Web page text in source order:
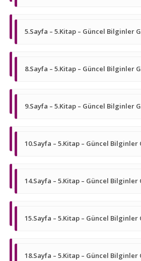
5.Sayfa – 5.Kitap – Güncel Bilginler
8.Sayfa – 5.Kitap – Güncel Bilginler
9.Sayfa – 5.Kitap – Güncel Bilginler
10.Sayfa – 5.Kitap – Güncel Bilginler
14.Sayfa – 5.Kitap – Güncel Bilginler
15.Sayfa – 5.Kitap – Güncel Bilginler
18.Sayfa – 5.Kitap – Güncel Bilginler